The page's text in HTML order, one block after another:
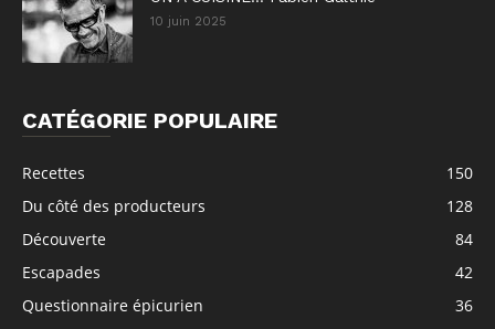
10 juin 2025
CATÉGORIE POPULAIRE
Recettes
150
Du côté des producteurs
128
Découverte
84
Escapades
42
Questionnaire épicurien
36